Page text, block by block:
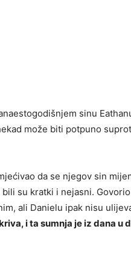
sinu
može biti potpuno
da se njegov sin
su kratki i nejasni.
ali Danielu ipak nisu
i ta sumnja je iz dana u